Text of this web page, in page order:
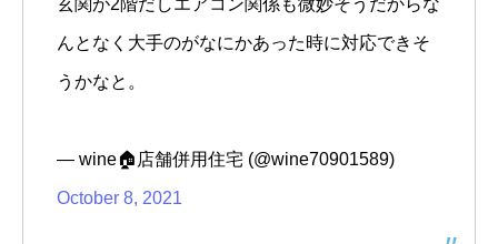
玄関が2階だしエアコン関係も微妙そうだからな
んとなく大手のがなにかあった時に対応できそ
うかなと。
— wine🏠店舗併用住宅 (@wine70901589)
October 8, 2021